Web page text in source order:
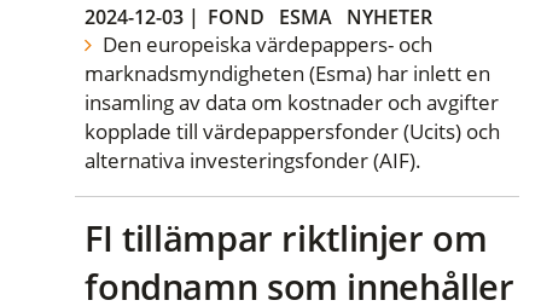
2024-12-03 | FOND ESMA NYHETER
Den europeiska värdepappers- och
marknadsmyndigheten (Esma) har inlett en
insamling av data om kostnader och avgifter
kopplade till värdepappersfonder (Ucits) och
alternativa investeringsfonder (AIF).
FI tillämpar riktlinjer om
fondnamn som innehåller